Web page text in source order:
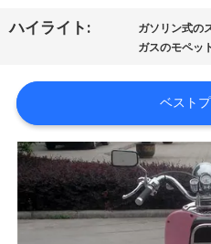
場
行
品
質
管
ハイライト: ガソリン式の
ガスのモペッ
ベスト